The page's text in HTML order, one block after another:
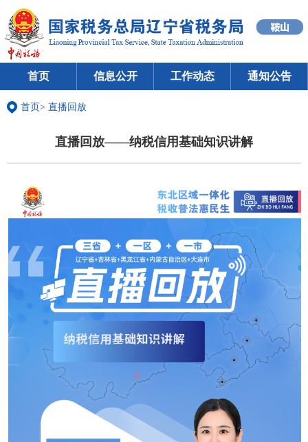
首页 信息公开 工作动态 通知公告
首页> 直播回放
直播回放——纳税信用基础知识讲解